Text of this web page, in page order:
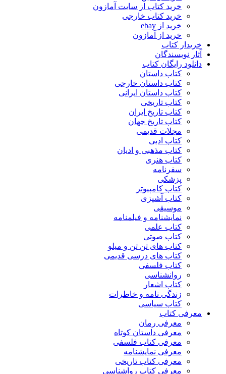
خرید کتاب از سایت آمازون
خرید کتاب خارجی
خرید از ebay
خرید از آمازون
خریدار کتاب
آثار نویسندگان
دانلود رایگان کتاب
کتاب داستان
کتاب داستان خارجی
کتاب داستان ایرانی
کتاب تاریخی
کتاب تاریخ ایران
کتاب تاریخ جهان
مجلات قدیمی
کتاب ادبی
کتاب مذهبی و ادیان
کتاب هنری
سفرنامه
پزشکی
کتاب کامپیوتر
کتاب آشپزی
موسیقی
نمایشنامه و فیلمنامه
کتاب علمی
کتاب صوتی
کتاب های تن تن و میلو
کتاب های درسی قدیمی
کتاب فلسفی
روانشناسی
کتاب اشعار
زندگی نامه و خاطرات
کتاب سیاسی
معرفی کتاب
معرفی رمان
معرفی داستان کوتاه
معرفی کتاب فلسفی
معرفی نمایشنامه
معرفی کتاب تاریخی
معرفی کتاب رواشناسی